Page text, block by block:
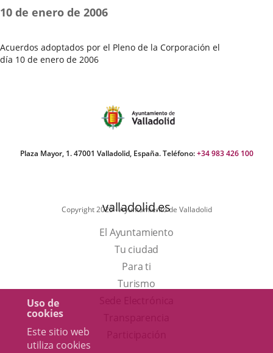
Uso de
cookies
Este sitio web
utiliza cookies
Acuerdos adoptados por el Pleno de la Corporación el
día 10 de enero de 2006
10 de enero de 2006
Plaza Mayor, 1. 47001 Valladolid, España. Teléfono:+34 983 426 100
Copyright 2025 - Ayuntamiento de Valladolid
valladolid.es
El Ayuntamiento
Tu ciudad
Para ti
TurismoEste